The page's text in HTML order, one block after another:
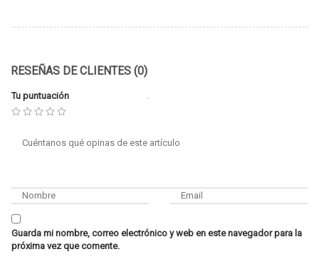
RESEÑAS DE CLIENTES (0)
Tu puntuación
Guarda mi nombre, correo electrónico y web en este navegador para la
próxima vez que comente.